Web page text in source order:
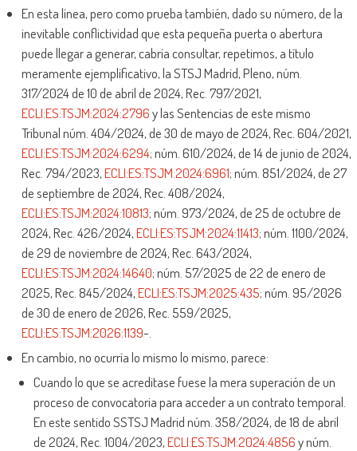
En esta línea, pero como prueba también, dado su número, de la
inevitable conflictividad que esta pequeña puerta o abertura
puede llegar a generar, cabría consultar, repetimos, a título
meramente ejemplificativo, la STSJ Madrid, Pleno, núm.
317/2024 de 10 de abril de 2024, Rec. 797/2021,
ECLI:ES:TSJM:2024:2796y las Sentencias de este mismo
Tribunal núm. 404/2024, de 30 de mayo de 2024, Rec. 604/2021,
ECLI:ES:TSJM:2024:6294; núm. 610/2024, de 14 de junio de 2024,
Rec. 794/2023,ECLI:ES:TSJM:2024:6961; núm. 851/2024, de 27
de septiembre de 2024, Rec. 408/2024,
ECLI:ES:TSJM:2024:10813; núm. 973/2024, de 25 de octubre de
2024, Rec. 426/2024,ECLI:ES:TSJM:2024:11413; núm. 1100/2024,
de 29 de noviembre de 2024, Rec. 643/2024,
ECLI:ES:TSJM:2024:14640; núm. 57/2025 de 22 de enero de
2025, Rec. 845/2024,ECLI:ES:TSJM:2025:435; núm. 95/2026
de 30 de enero de 2026, Rec. 559/2025,
ECLI:ES:TSJM:2026:1139-.
En cambio, no ocurría lo mismo lo mismo, parece:
Cuando lo que se acreditase fuese la mera superación de un
proceso de convocatoria para acceder a un contrato temporal.
En este sentido SSTSJ Madrid núm. 358/2024, de 18 de abril
de 2024, Rec. 1004/2023,ECLI:ES:TSJM:2024:4856y núm.